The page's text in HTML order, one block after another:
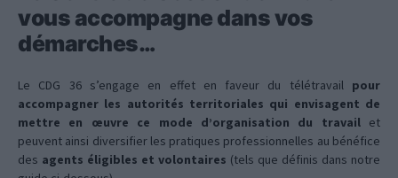
vous accompagne dans vos
démarches…
Le CDG 36 s’engage en effet en faveur du télétravail pour
accompagner les autorités territoriales qui envisagent de
mettre en œuvre ce mode d’organisation du travailet
peuvent ainsi diversifier les pratiques professionnelles au bénéfice
des agents éligibles et volontaires (tels que définis dans notre